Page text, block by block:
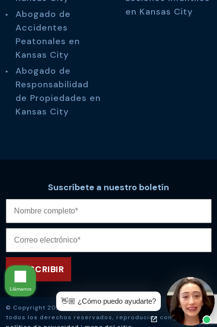
Abogado de
Accidentes
Peatonales en
Kansas City
Abogado de
Responsabilidad
de Propiedades en
Kansas City
en Kansas City
Suscríbete a nuestro boletín
© Copyright 2026 Kevin McManus Law
todos los derechos reservados, reproducido con permiso
👋🏼 ¿Cómo puedo ayudarte?
Llámanos